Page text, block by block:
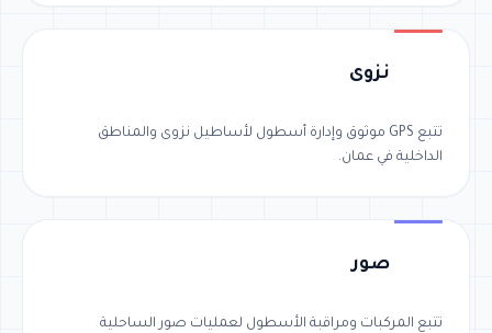
نزوى
تتبع GPS موثوق وإدارة أسطول لأساطيل نزوى والمناطق
الداخلية في عمان.
صور
تتبع المركبات ومراقبة الأسطول لعمليات صور الساحلية